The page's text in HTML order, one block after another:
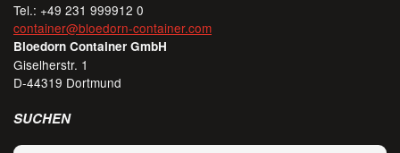
Tel.: +49 231 999912 0
container@bloedorn-container.com
Bloedorn Container GmbH
Giselherstr. 1
D-44319 Dortmund
SUCHEN